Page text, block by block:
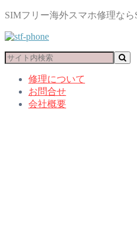
SIMフリー海外スマホ修理なら
修理について
お問合せ
会社概要